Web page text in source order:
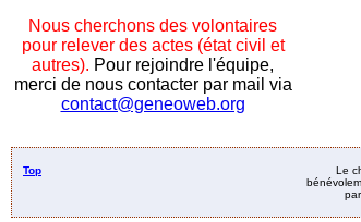
Nous cherchons des volontaires
pour relever des actes (état civil et
autres). Pour rejoindre l'équipe,
merci de nous contacter par mail via
contact@geneoweb.org
Top
Le